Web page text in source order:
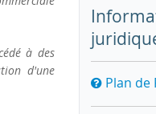
Plan de
à des
d'une